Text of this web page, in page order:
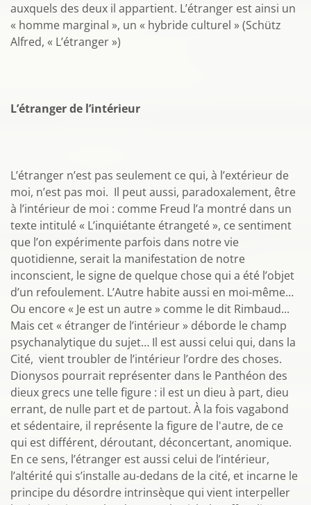
auxquels des deux il appartient. L’étranger est ainsi un
« homme marginal », un « hybride culturel » (Schütz
Alfred, « L’étranger »)
L’étranger de l’intérieur
L’étranger n’est pas seulement ce qui, à l’extérieur de
moi, n’est pas moi. Il peut aussi, paradoxalement, être
à l’intérieur de moi : comme Freud l’a montré dans un
texte intitulé « L’inquiétante étrangeté », ce sentiment
que l’on expérimente parfois dans notre vie
quotidienne, serait la manifestation de notre
inconscient, le signe de quelque chose qui a été l’objet
d’un refoulement. L’Autre habite aussi en moi-même…
Ou encore « Je est un autre » comme le dit Rimbaud...
Mais cet « étranger de l’intérieur » déborde le champ
psychanalytique du sujet… Il est aussi celui qui, dans la
Cité, vient troubler de l’intérieur l’ordre des choses.
Dionysos pourrait représenter dans le Panthéon des
dieux grecs une telle figure : il est un dieu à part, dieu
errant, de nulle part et de partout. À la fois vagabond
et sédentaire, il représente la figure de l'autre, de ce
qui est différent, déroutant, déconcertant, anomique.
En ce sens, l’étranger est aussi celui de l’intérieur,
l’altérité qui s’installe au-dedans de la cité, et incarne le
principe du désordre intrinsèque qui vient interpeller